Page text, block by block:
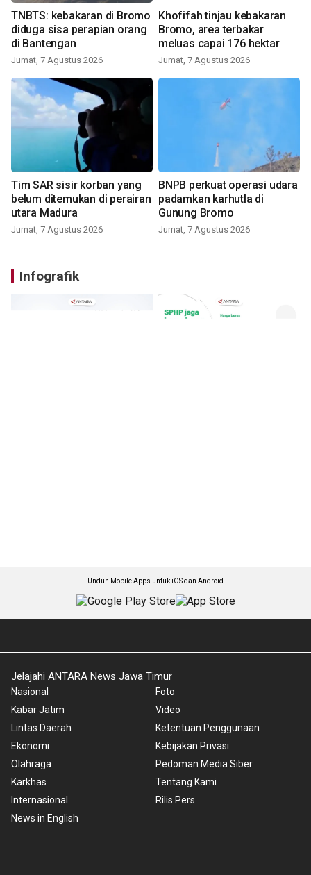
TNBTS: kebakaran di Bromo
diduga sisa perapian orang
di Bantengan
Jumat, 7 Agustus 2026
Khofifah tinjau kebakaran
Bromo, area terbakar
meluas capai 176 hektar
Jumat, 7 Agustus 2026
Tim SAR sisir korban yang
belum ditemukan di perairan
utara Madura
Jumat, 7 Agustus 2026
BNPB perkuat operasi udara
padamkan karhutla di
Gunung Bromo
Jumat, 7 Agustus 2026
Infografik
Unduh Mobile Apps untuk iOS dan Android
Jelajahi ANTARA News Jawa Timur
Nasional
Kabar Jatim
Lintas Daerah
Ekonomi
Olahraga
Karkhas
Internasional
News in English
Foto
Video
Ketentuan Penggunaan
Kebijakan Privasi
Pedoman Media Siber
Tentang Kami
Rilis Pers